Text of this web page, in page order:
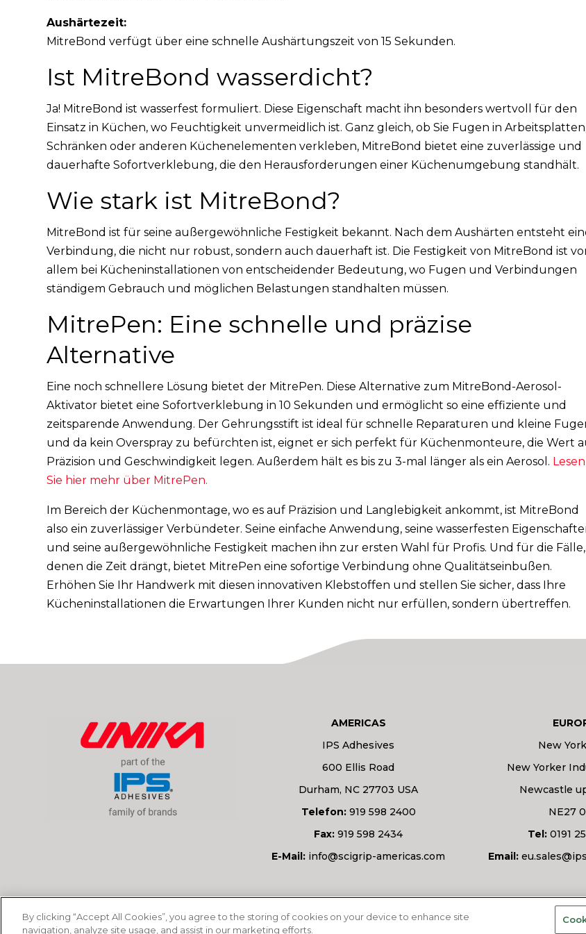
Aushärtezeit:
MitreBond verfügt über eine schnelle Aushärtungszeit von 15 Sekunden.
Ist MitreBond wasserdicht?
Ja! MitreBond ist wasserfest formuliert. Diese Eigenschaft macht ihn besonders wertvoll für den
Einsatz in Küchen, wo Feuchtigkeit unvermeidlich ist. Ganz gleich, ob Sie Fugen in
Schränken oder anderen Küchenelementen verkleben, MitreBond bietet eine zuverlässige und
dauerhafte Sofortverklebung, die den Herausforderungen einer Küchenumgebung standhält.
Wie stark ist MitreBond?
MitreBond ist für seine außergewöhnliche Festigkeit bekannt. Nach dem Aushärten entsteht
Verbindung, die nicht nur robust, sondern auch dauerhaft ist. Die Festigkeit von MitreBond ist
allem bei Kücheninstallationen von entscheidender Bedeutung, wo Fugen und Verbindungen
ständigem Gebrauch und möglichen Belastungen standhalten müssen.
MitrePen: Eine schnelle und präzise
Alternative
Eine noch schnellere Lösung bietet der MitrePen. Diese Alternative zum MitreBond-Aerosol-
Aktivator bietet eine Sofortverklebung in 10 Sekunden und ermöglicht so eine effiziente und
zeitsparende Anwendung. Der Gehrungsstift ist ideal für schnelle Reparaturen und kleine
und da kein Overspray zu befürchten ist, eignet er sich perfekt für Küchenmonteure, die Wert
Präzision und Geschwindigkeit legen. Außerdem hält es bis zu 3-mal länger als ein Aerosol. Lesen
Sie hier mehr über MitrePen.
Im Bereich der Küchenmontage, wo es auf Präzision und Langlebigkeit ankommt, ist MitreBond
also ein zuverlässiger Verbündeter. Seine einfache Anwendung, seine wasserfesten
und seine außergewöhnliche Festigkeit machen ihn zur ersten Wahl für Profis. Und für die
denen die Zeit drängt, bietet MitrePen eine sofortige Verbindung ohne Qualitätseinbußen.
Erhöhen Sie Ihr Handwerk mit diesen innovativen Klebstoffen und stellen Sie sicher, dass Ihre
Kücheninstallationen die Erwartungen Ihrer Kunden nicht nur erfüllen, sondern übertreffen.
AMERICAS
IPS Adhesives
600 Ellis Road
Durham, NC 27703 USA
Telefon:919 598 2400
Fax: 919 598 2434
E-Mail: info@scigrip-americas.com
New
New Yorker
Newcastle
NE27
Tel: 0191
Email:
By clicking “Accept All Cookies”, you agree to the storing of cookies on your device to enhance site
navigation, analyze site usage, and assist in our marketing efforts.